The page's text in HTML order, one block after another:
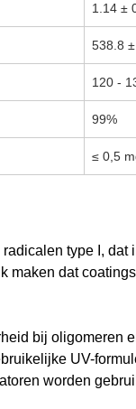
1.14 ±
538.8
120 -
99%
≤ 0,5
type I,
maken dat
bij oligomeren
UV-
worden